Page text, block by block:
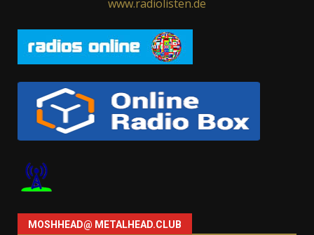
www.radiolisten.de
MOSHHEAD@ METALHEAD.CLUB